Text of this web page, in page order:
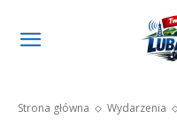
Strona główna Wydarzenia